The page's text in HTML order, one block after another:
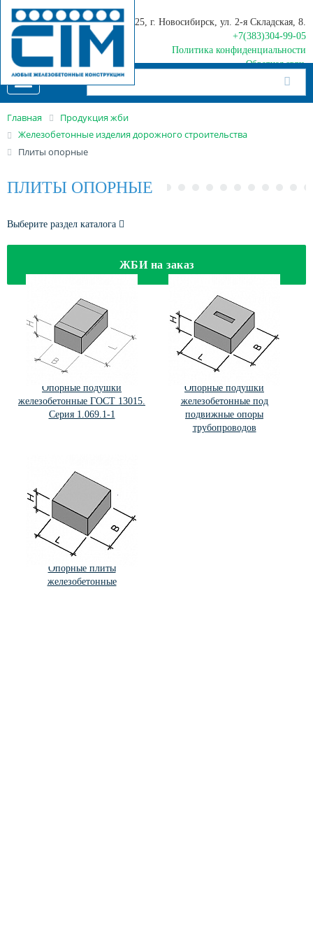
630025, г. Новосибирск, ул. 2-я Складская, 8.
+7(383)304-99-05
Политика конфиденциальности
Обратная связь
navigation
Главная
Продукция жби
Железобетонные изделия дорожного строительства
Плиты опорные
ПЛИТЫ ОПОРНЫЕ
Выберите раздел каталога
ЖБИ на заказ
Опорные подушки
железобетонные ГОСТ 13015.
Серия 1.069.1-1
Опорные подушки
железобетонные под
подвижные опоры
трубопроводов
Опорные плиты
железобетонные